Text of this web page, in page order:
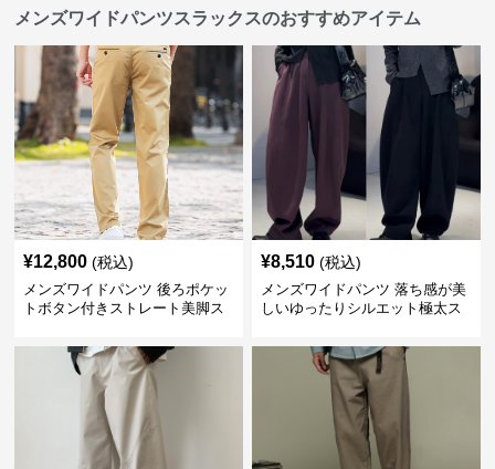
メンズワイドパンツスラックスのおすすめアイテム
¥12,800 (税込)
メンズワイドパンツ 後ろポケッ
トボタン付きストレート美脚ス
¥8,510 (税込)
メンズワイドパンツ 落ち感が美
しいゆったりシルエット極太ス